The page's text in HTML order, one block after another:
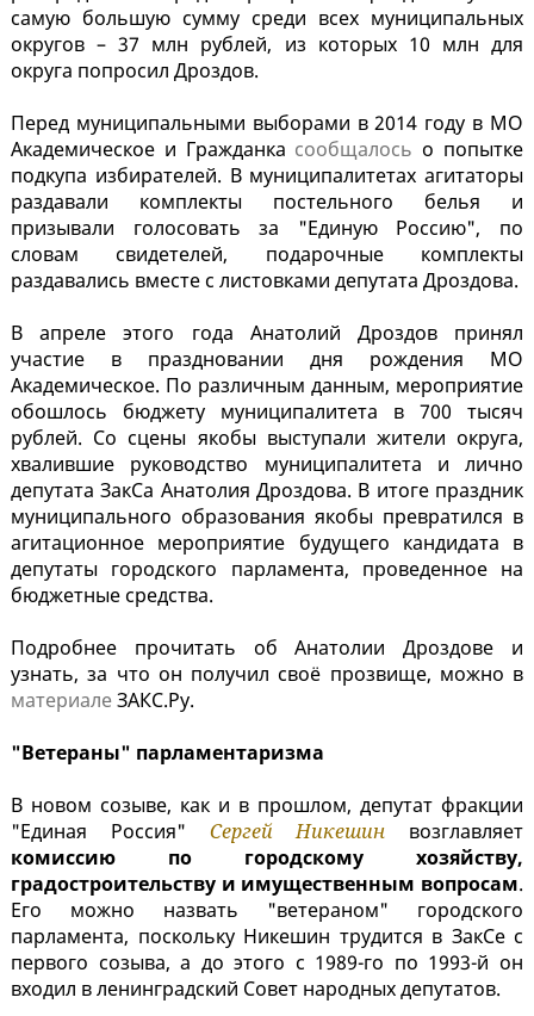
самую большую сумму среди всех муниципальных
округов – 37 млн рублей, из которых 10 млн для
округа попросил Дроздов.
Перед муниципальными выборами в 2014 году в МО
Академическое и Гражданка сообщалось о попытке
подкупа избирателей. В муниципалитетах агитаторы
раздавали комплекты постельного белья и
призывали голосовать за "Единую Россию", по
словам свидетелей, подарочные комплекты
раздавались вместе с листовками депутата Дроздова.
В апреле этого года Анатолий Дроздов принял
участие в праздновании дня рождения МО
Академическое. По различным данным, мероприятие
обошлось бюджету муниципалитета в 700 тысяч
рублей. Со сцены якобы выступали жители округа,
хвалившие руководство муниципалитета и лично
депутата ЗакСа Анатолия Дроздова. В итоге праздник
муниципального образования якобы превратился в
агитационное мероприятие будущего кандидата в
депутаты городского парламента, проведенное на
бюджетные средства.
Подробнее прочитать об Анатолии Дроздове и
узнать, за что он получил своё прозвище, можно в
материалеЗАКС.Ру.
"Ветераны" парламентаризма
В новом созыве, как и в прошлом, депутат фракции
"Единая Россия" Сергей Никешин возглавляет
комиссию по городскому хозяйству,
градостроительству и имущественным вопросам.
Его можно назвать "ветераном" городского
парламента, поскольку Никешин трудится в ЗакСе с
первого созыва, а до этого с 1989-го по 1993-й он
входил в ленинградский Совет народных депутатов.